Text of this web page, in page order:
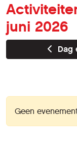
juni 2026
Dag
Geen